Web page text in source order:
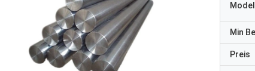
Min
Preis